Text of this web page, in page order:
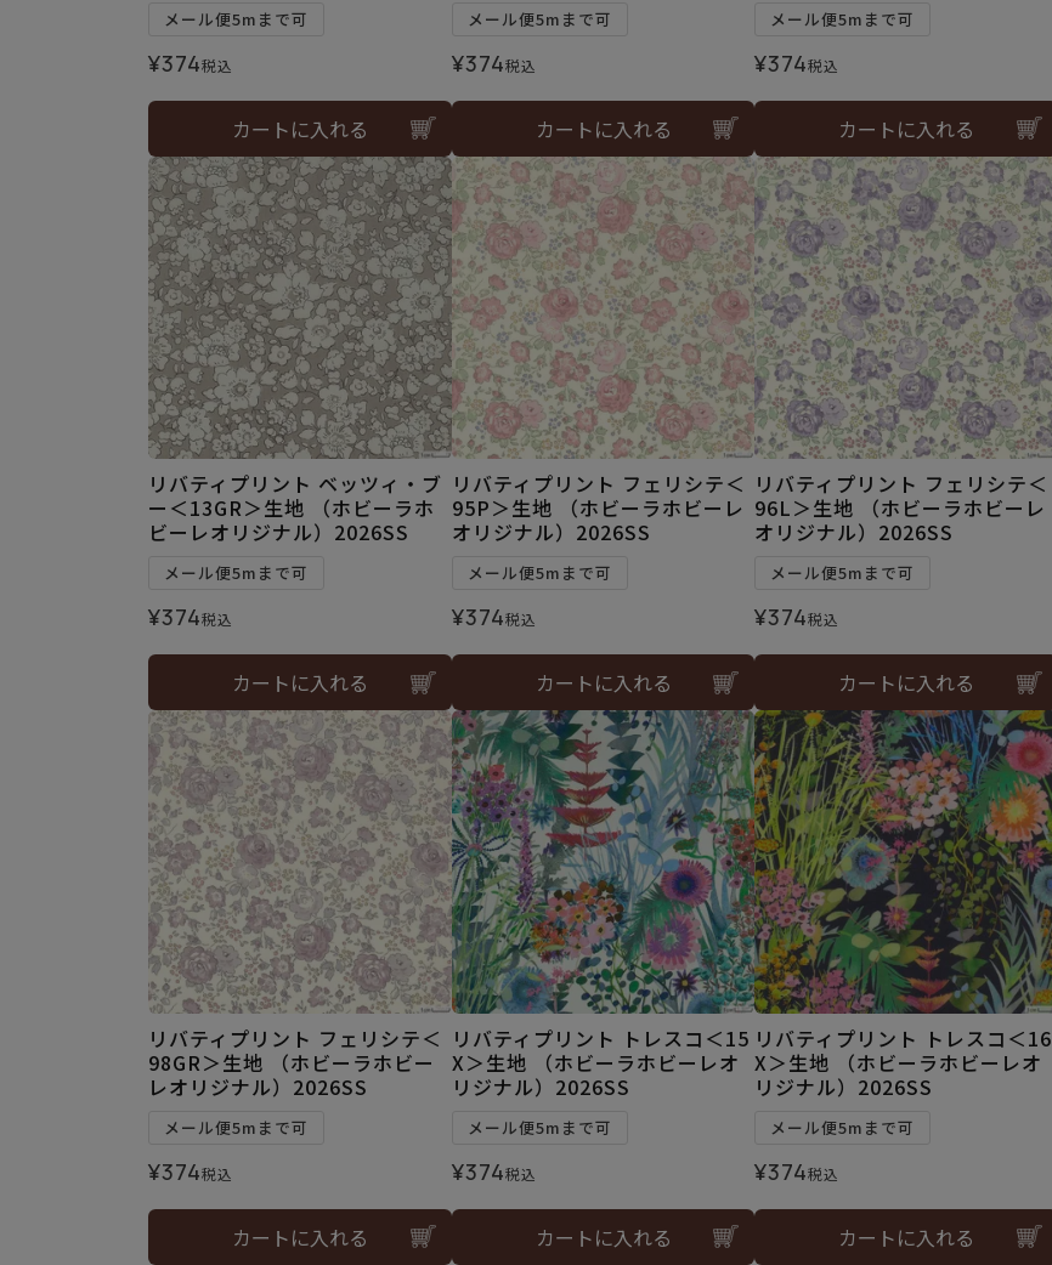
メール便5mまで可
¥374税込
カートに入れる
メール便5mまで可
¥374税込
カートに入れる
メール便5mまで可
¥374税込
カートに入れる
リバティプリント ベッツィ・ブ
ー＜13GR＞生地 （ホビーラホ
ビーレオリジナル）2026SS
メール便5mまで可
¥374税込
カートに入れる
リバティプリント フェリシテ＜
95P＞生地 （ホビーラホビーレ
オリジナル）2026SS
メール便5mまで可
¥374税込
カートに入れる
リバティプリント フェリシテ＜
96L＞生地 （ホビーラホビーレ
オリジナル）2026SS
メール便5mまで可
¥374税込
カートに入れる
リバティプリント フェリシテ＜
98GR＞生地 （ホビーラホビー
レオリジナル）2026SS
メール便5mまで可
¥374税込
カートに入れる
リバティプリント トレスコ＜15
X＞生地 （ホビーラホビーレオ
リジナル）2026SS
メール便5mまで可
¥374税込
カートに入れる
リバティプリント トレスコ＜16
X＞生地 （ホビーラホビーレオ
リジナル）2026SS
メール便5mまで可
¥374税込
カートに入れる